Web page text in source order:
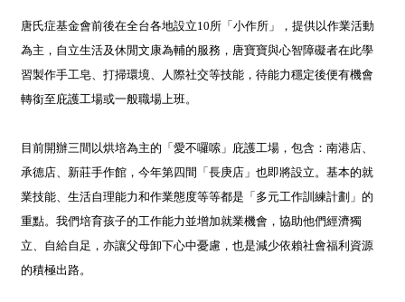
唐氏症基金會前後在全台各地設立10所「小作所」，提供以作業活動
為主，自立生活及休閒文康為輔的服務，唐寶寶與心智障礙者在此學
習製作手工皂、打掃環境、人際社交等技能，待能力穩定後便有機會
轉銜至庇護工場或一般職場上班。
目前開辦三間以烘培為主的「愛不囉嗦」庇護工場，包含：南港店、
承德店、新莊手作館，今年第四間「長庚店」也即將設立。基本的就
業技能、生活自理能力和作業態度等等都是「多元工作訓練計劃」的
重點。我們培育孩子的工作能力並增加就業機會，協助他們經濟獨
立、自給自足，亦讓父母卸下心中憂慮，也是減少依賴社會福利資源
的積極出路。